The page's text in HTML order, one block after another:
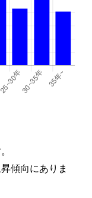
傾向にありま